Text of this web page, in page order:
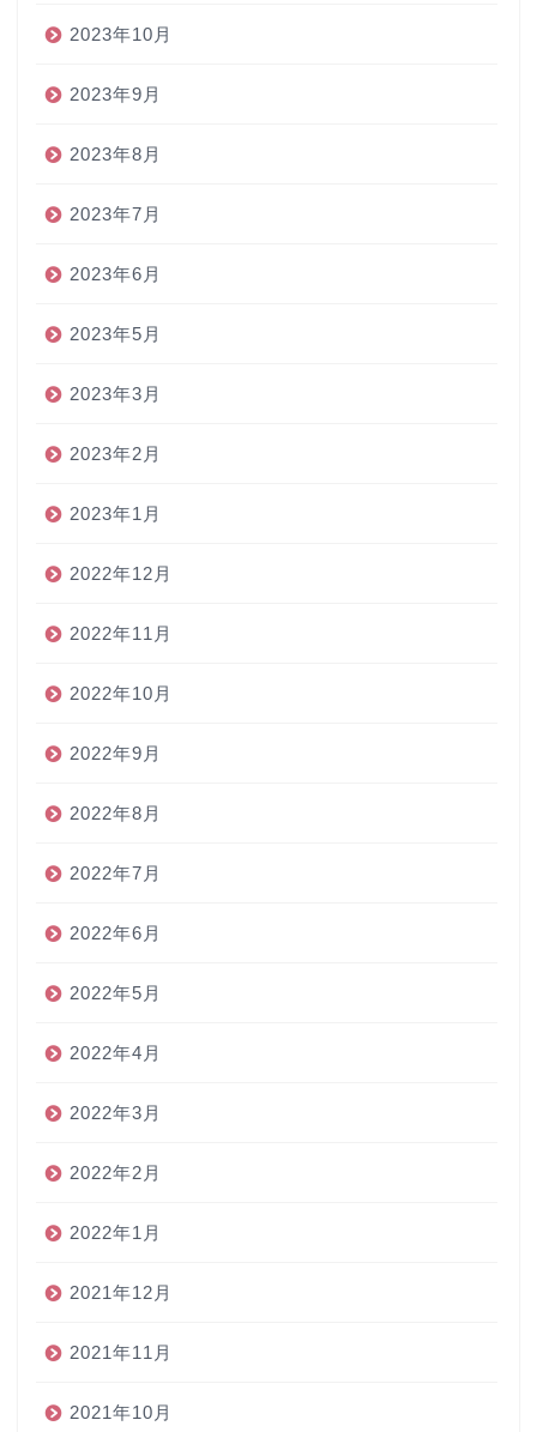
2023年10月
2023年9月
2023年8月
2023年7月
2023年6月
2023年5月
2023年3月
2023年2月
2023年1月
2022年12月
2022年11月
2022年10月
2022年9月
2022年8月
2022年7月
2022年6月
2022年5月
2022年4月
2022年3月
2022年2月
2022年1月
2021年12月
2021年11月
2021年10月